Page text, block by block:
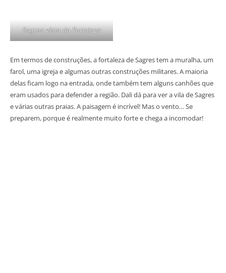
Sagres vista da Fortaleza
Em termos de construções, a fortaleza de Sagres tem a muralha, um
farol, uma igreja e algumas outras construções militares. A maioria
delas ficam logo na entrada, onde também tem alguns canhões que
eram usados para defender a região. Dali dá para ver a vila de Sagres
e várias outras praias. A paisagem é incrível! Mas o vento… Se
preparem, porque é realmente muito forte e chega a incomodar!